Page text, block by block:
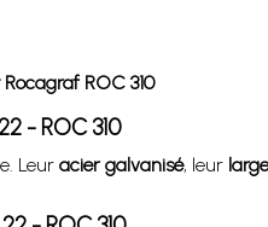
ROC 310
- ROC 310
Leur acier galvanisé, leur